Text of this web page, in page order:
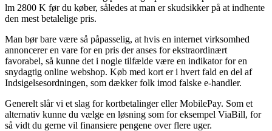
lm 2800 K før du køber, således at man er skudsikker på at indhente
den mest betalelige pris.
Man bør bare være så påpasselig, at hvis en internet virksomhed
annoncerer en vare for en pris der anses for ekstraordinært
favorabel, så kunne det i nogle tilfælde være en indikator for en
snydagtig online webshop. Køb med kort er i hvert fald en del af
Indsigelsesordningen, som dækker folk imod falske e-handler.
Generelt slår vi et slag for kortbetalinger eller MobilePay. Som et
alternativ kunne du vælge en løsning som for eksempel ViaBill, for
så vidt du gerne vil finansiere pengene over flere uger.